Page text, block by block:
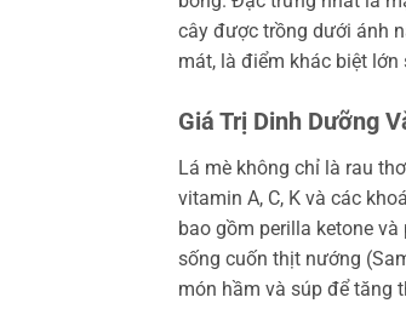
cây được trồng dưới ánh
mát, là điểm khác biệt
Giá Trị Dinh Dưỡng
Lá mè không chỉ là rau
vitamin A, C, K và các
bao gồm perilla ketone
sống cuốn thịt nướng
món hầm và súp để tăng